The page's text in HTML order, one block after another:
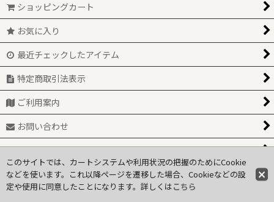
Ｔシャツ・カットソー
セーター
ベスト
カーディガン
ショッピングカート
お気に入り
最近チェックしたアイテム
特定商取引法表示
ご利用案内
お問い合わせ
関連ページ一覧
© 2025, coppia n+a
このサイトでは、カートシステムや利用状況の把握のためにCookie
などを使います。これ以降ページを遷移した場合、Cookieなどの設
定や使用に同意したことになります。詳しくはこちら